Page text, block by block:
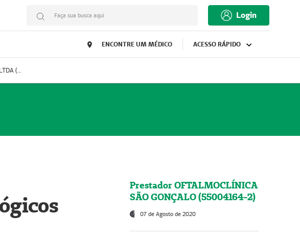
Faça sua busca aqui Login
ENCONTRE UM MÉDICO ACESSO RÁPIDO
Prestador Decordis Exames Cardiológicos LTDA (51004346-0)
Prestador OFTALMOCLÍNICA
SÃO GONÇALO (55004164-2)
07 de Agosto de 2020